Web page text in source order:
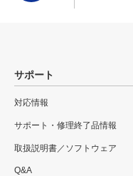
サポート
対応情報
サポート・修理終了品情報
取扱説明書／ソフトウェア
Q&A